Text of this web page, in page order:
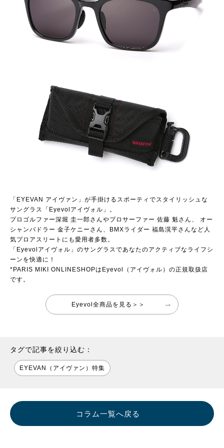
「EYEVAN アイヴァン」が手掛けるスポーティでスタイリッシュな
サングラス「Eyevolアイヴォル」。
プロゴルファー深堀 圭一郎さんやプロサーファー 佐藤 魁さん、 オー
シャンパドラー 金子ケニーさん、BMXライダー 福島滉平さんなど人
気プロアスリートにも愛用者多数。
「Eyevolアイヴォル」のサングラスであなたのアクティブなライフシ
ーンを快適に！
*PARIS MIKI ONLINESHOPはEyevol（アイヴォル）の正規取扱店
です。
Eyevol全商品を見る＞＞
タグで記事を絞り込む：
EYEVAN（アイヴァン）特集
コラム一覧へ戻る